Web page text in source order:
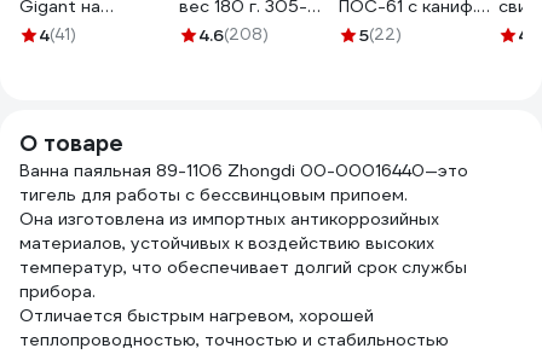
Gigant на
металлической
4(41)
вес 180 г. 305-
0654.6(208)
ПОС-61 с каниф.
10гр.; каниф.сосн.
5(22) 4.5
О товаре
Ванна паяльная 89-1106 Zhongdi 00-00016440—это
тигель для работы с бессвинцовым припоем.
Она изготовлена из импортных антикоррозийных
материалов, устойчивых к воздействию высоких
температур, что обеспечивает долгий срок службы
прибора.
Отличается быстрым нагревом, хорошей
теплопроводностью, точностью и стабильностью